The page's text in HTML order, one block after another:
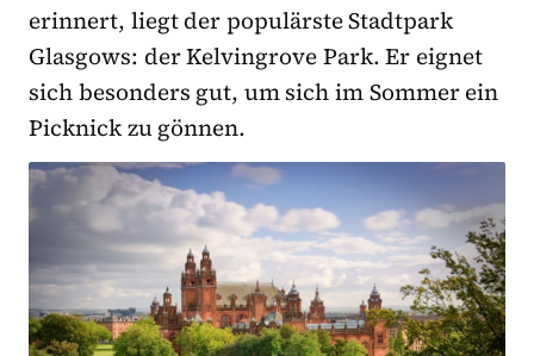
erinnert, liegt der populärste Stadtpark
Glasgows: der Kelvingrove Park. Er eignet
sich besonders gut, um sich im Sommer ein
Picknick zu gönnen.